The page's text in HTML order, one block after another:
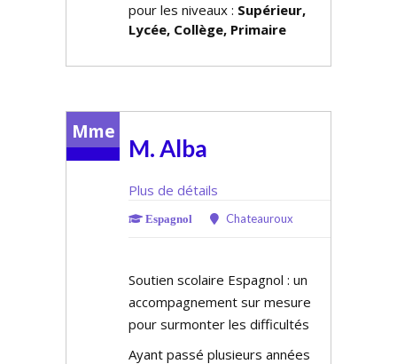
pour les niveaux : Supérieur,
Lycée, Collège, Primaire
Mme
M. Alba
Plus de détails
Espagnol Chateauroux
Soutien scolaire Espagnol : un
accompagnement sur mesure
pour surmonter les difficultés
Ayant passé plusieurs années